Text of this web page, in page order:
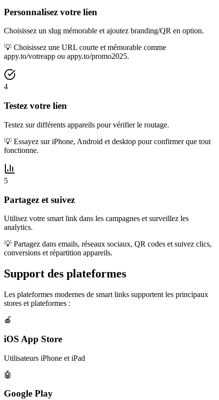
Personnalisez votre lien
Choisissez un slug mémorable et ajoutez branding/QR en option.
💡 Choisissez une URL courte et mémorable comme
appy.to/votreapp ou appy.to/promo2025.
4
Testez votre lien
Testez sur différents appareils pour vérifier le routage.
💡 Essayez sur iPhone, Android et desktop pour confirmer que tout
fonctionne.
5
Partagez et suivez
Utilisez votre smart link dans les campagnes et surveillez les
analytics.
💡 Partagez dans emails, réseaux sociaux, QR codes et suivez clics,
conversions et répartition appareils.
Support des plateformes
Les plateformes modernes de smart links supportent les principaux
stores et plateformes :
🍎
iOS App Store
Utilisateurs iPhone et iPad
🤖
Google Play